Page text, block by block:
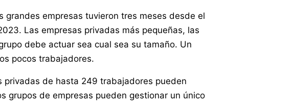
grandes empresas tuvieron tres meses desde el
Las empresas privadas más pequeñas, las
debe actuar sea cual sea su tamaño. Un
pocos trabajadores.
privadas de hasta 249 trabajadores pueden
grupos de empresas pueden gestionar un único